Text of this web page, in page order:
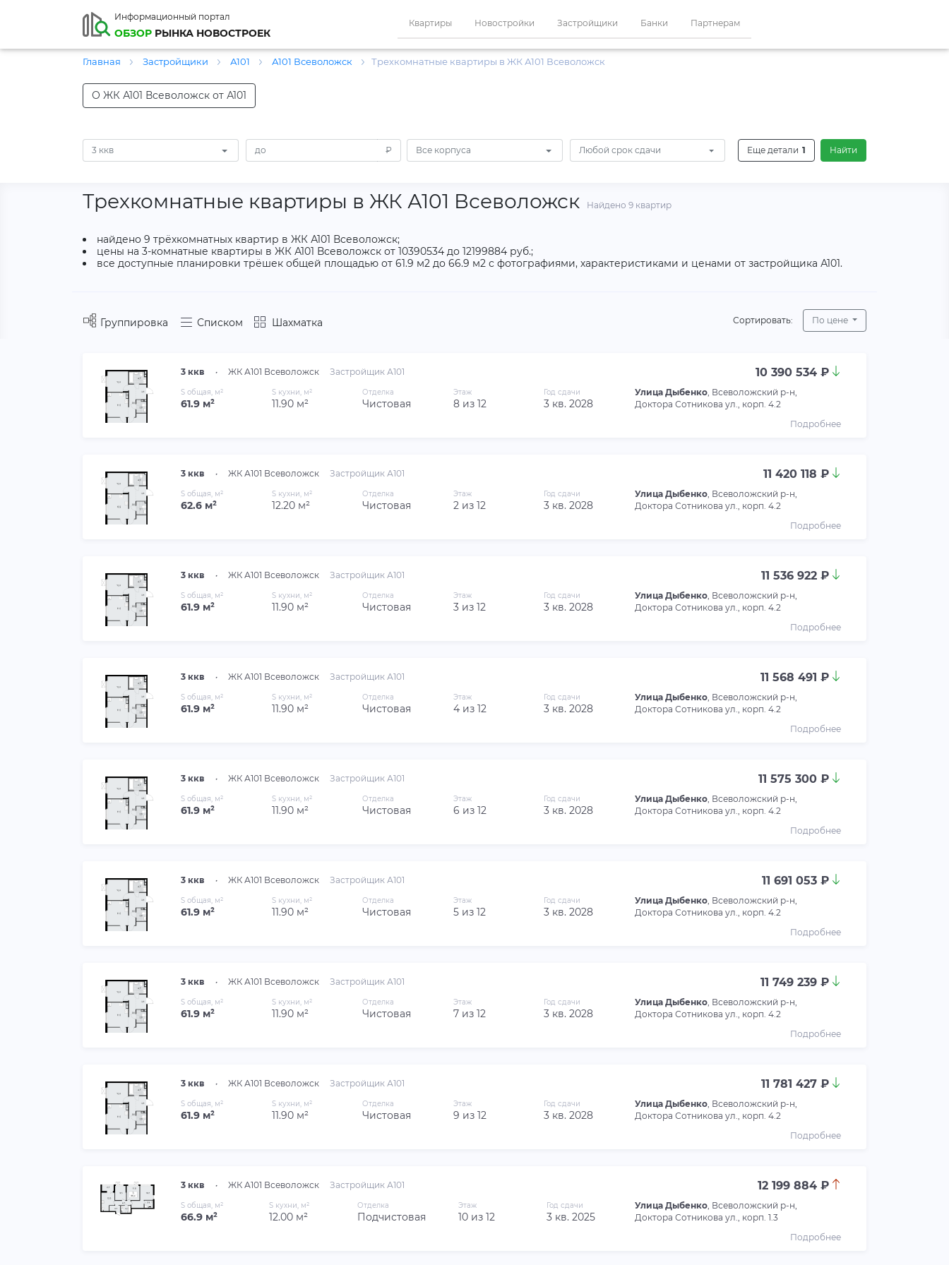
Информационный портал
ОБЗОР РЫНКА НОВОСТРОЕК
Квартиры Новостройки Застройщики Банки Партнерам
Главная Застройщики А101 А101 Всеволожск Трехкомнатные квартиры в ЖК А101 Всеволожск
О ЖК А101 Всеволожск от А101
3 ккв ₽ Все корпуса Любой срок сдачи Еще детали 1 Найти
Трехкомнатные квартиры в ЖК А101 Всеволожск Найдено 9 квартир
найдено 9 трёхкомнатных квартир в ЖК А101 Всеволожск;
цены на 3-комнатные квартиры в ЖК А101 Всеволожск от 10390534 до 12199884 руб.;
все доступные планировки трёшек общей площадью от 61.9 м2 до 66.9 м2 с фотографиями, характеристиками и ценами от застройщика А101.
Группировка Списком Шахматка Сортировать: По цене
3 ккв • ЖК А101 Всеволожск Застройщик А101 10 390 534 ₽
S общая, м²
61.9 м²
S кухни, м²
11.90 м²
Отделка
Чистовая
Этаж
8 из 12
Год сдачи
3 кв. 2028
Улица Дыбенко, Всеволожский р-н,
Доктора Сотникова ул., корп. 4.2
Подробнее
3 ккв • ЖК А101 Всеволожск Застройщик А101 11 420 118 ₽
S общая, м²
62.6 м²
S кухни, м²
12.20 м²
Отделка
Чистовая
Этаж
2 из 12
Год сдачи
3 кв. 2028
Улица Дыбенко, Всеволожский р-н,
Доктора Сотникова ул., корп. 4.2
Подробнее
3 ккв • ЖК А101 Всеволожск Застройщик А101 11 536 922 ₽
S общая, м²
61.9 м²
S кухни, м²
11.90 м²
Отделка
Чистовая
Этаж
3 из 12
Год сдачи
3 кв. 2028
Улица Дыбенко, Всеволожский р-н,
Доктора Сотникова ул., корп. 4.2
Подробнее
3 ккв • ЖК А101 Всеволожск Застройщик А101 11 568 491 ₽
S общая, м²
61.9 м²
S кухни, м²
11.90 м²
Отделка
Чистовая
Этаж
4 из 12
Год сдачи
3 кв. 2028
Улица Дыбенко, Всеволожский р-н,
Доктора Сотникова ул., корп. 4.2
Подробнее
3 ккв • ЖК А101 Всеволожск Застройщик А101 11 575 300 ₽
S общая, м²
61.9 м²
S кухни, м²
11.90 м²
Отделка
Чистовая
Этаж
6 из 12
Год сдачи
3 кв. 2028
Улица Дыбенко, Всеволожский р-н,
Доктора Сотникова ул., корп. 4.2
Подробнее
3 ккв • ЖК А101 Всеволожск Застройщик А101 11 691 053 ₽
S общая, м²
61.9 м²
S кухни, м²
11.90 м²
Отделка
Чистовая
Этаж
5 из 12
Год сдачи
3 кв. 2028
Улица Дыбенко, Всеволожский р-н,
Доктора Сотникова ул., корп. 4.2
Подробнее
3 ккв • ЖК А101 Всеволожск Застройщик А101 11 749 239 ₽
S общая, м²
61.9 м²
S кухни, м²
11.90 м²
Отделка
Чистовая
Этаж
7 из 12
Год сдачи
3 кв. 2028
Улица Дыбенко, Всеволожский р-н,
Доктора Сотникова ул., корп. 4.2
Подробнее
3 ккв • ЖК А101 Всеволожск Застройщик А101 11 781 427 ₽
S общая, м²
61.9 м²
S кухни, м²
11.90 м²
Отделка
Чистовая
Этаж
9 из 12
Год сдачи
3 кв. 2028
Улица Дыбенко, Всеволожский р-н,
Доктора Сотникова ул., корп. 4.2
Подробнее
3 ккв • ЖК А101 Всеволожск Застройщик А101 12 199 884 ₽
S общая, м²
66.9 м²
S кухни, м²
12.00 м²
Отделка
Подчистовая
Этаж
10 из 12
Год сдачи
3 кв. 2025
Улица Дыбенко, Всеволожский р-н,
Доктора Сотникова ул., корп. 1.3
Подробнее